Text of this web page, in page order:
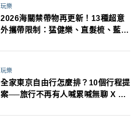
玩樂
2026海關禁帶物再更新！13種超意
外攜帶限制：猛健樂、直髮梳、藍牙
萬！注意事項一次看！
玩樂
全家東京自由行怎麼排？10個行程提
案──旅行不再有人喊累喊無聊 X 爸